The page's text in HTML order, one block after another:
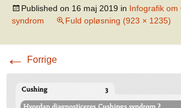
Published on 16 maj 2019 in Infografik om
syndrom
Fuld opløsning (923 × 1235)
← Forrige